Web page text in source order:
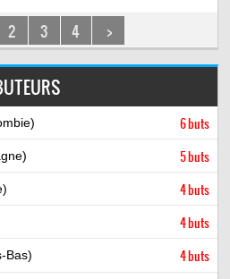
2 3 4 >
6 buts
5 buts
4 buts
4 buts
Bas) 4 buts